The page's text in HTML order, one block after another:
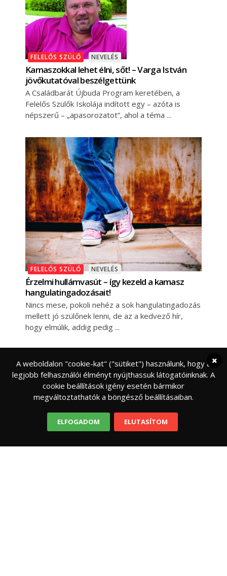
FELELŐS SZÜLŐ NEVELÉS
Kamaszokkal lehet élni, sőt! – Varga István
jövőkutatóval beszélgettünk
A Családbarát Újbuda Program keretében, a
Felelős Szülők Iskolája indított egy – azóta is
népszerű – „apasorozatot”, ahol a téma
FELELŐS SZÜLŐ NEVELÉS
Érzelmi hullámvasút – így kezeld a kamasz
hangulatingadozásait!
Nincs mese, pokoli nehéz a sok hangulatingadozás
mellett jó szülőnek lenni, de az a kedvező hír,
hogy elmúlik, addig pedig
A weboldalon "cookie-kat" ("sütiket") használunk, hogy a
legjobb felhasználói élményt nyújthassuk látogatóinknak. A
cookie beállítások igény esetén bármikor
megváltoztathatók a böngésző beállításaiban.
ELFOGADOM ELUTASÍTOM